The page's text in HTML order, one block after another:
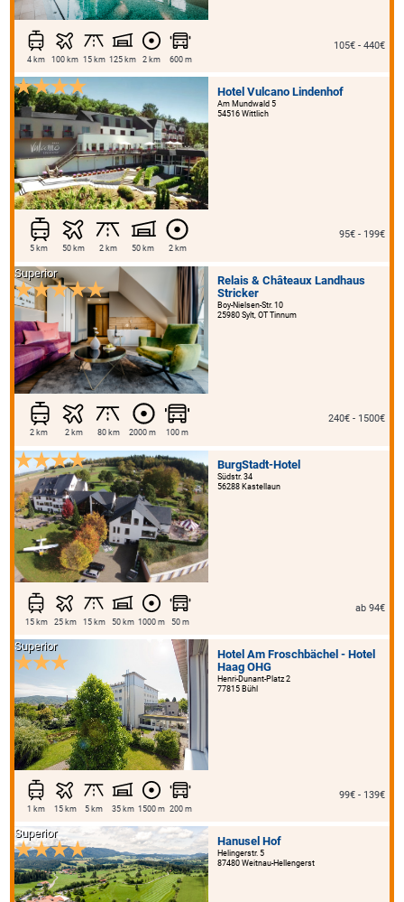
4 km 100 km 15 km 125 km 2 km 600 m
105€ - 440€
Hotel Vulcano Lindenhof
Am Mundwald 5
54516 Wittlich
5 km 50 km 2 km 50 km 2 km
95€ - 199€
Relais & Châteaux Landhaus
Stricker
Boy-Nielsen-Str. 10
25980 Sylt, OT Tinnum
Superior
2 km 2 km 80 km 2000 m 100 m
240€ - 1500€
BurgStadt-Hotel
Südstr. 34
56288 Kastellaun
15 km 25 km 15 km 50 km 1000 m 50 m
ab 94€
Hotel Am Froschbächel - Hotel
Haag OHG
Henri-Dunant-Platz 2
77815 Bühl
Superior
1 km 15 km 5 km 35 km 1500 m 200 m
99€ - 139€
Hanusel Hof
Helingerstr. 5
87480 Weitnau-Hellengerst
Superior